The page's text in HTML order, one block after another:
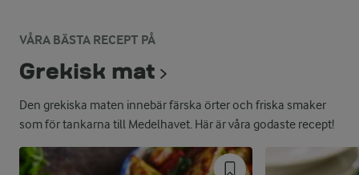
VÅRA BÄSTA RECEPT PÅ
Grekisk mat
Den grekiska maten innebär färska örter och friska smaker
som för tankarna till Medelhavet. Här är våra godaste recept!